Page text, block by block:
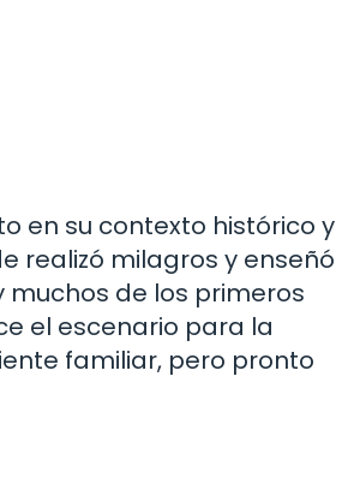
en su contexto histórico y
realizó milagros y enseñó
muchos de los primeros
el escenario para la
familiar, pero pronto